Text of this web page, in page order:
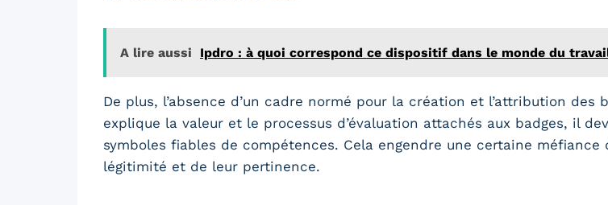
A lire aussi Ipdro : à quoi correspond ce dispositif dans le monde du
De plus, l’absence d’un cadre normé pour la création et l’attribution
explique la valeur et le processus d’évaluation attachés aux badges, il
symboles fiables de compétences. Cela engendre une certaine
légitimité et de leur pertinence.